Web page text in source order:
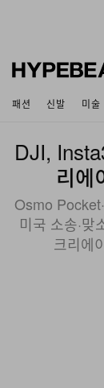
패션 신발 미술
DJI,
리에
Osmo
미국 소송·
크리에